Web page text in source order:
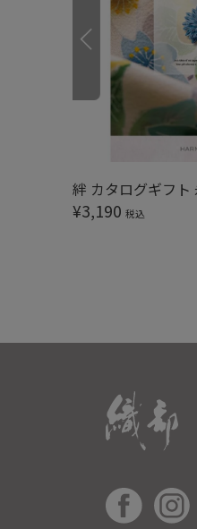
絆 カタログギフト
¥3,190 税込